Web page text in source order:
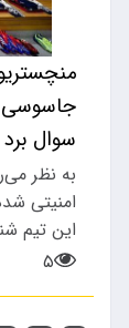
جاسوسی
سوال برد
به نظر
امنیتی
این تیم
۵